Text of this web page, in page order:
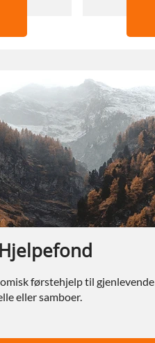
førstehjelp til gjenlevende
eller samboer.